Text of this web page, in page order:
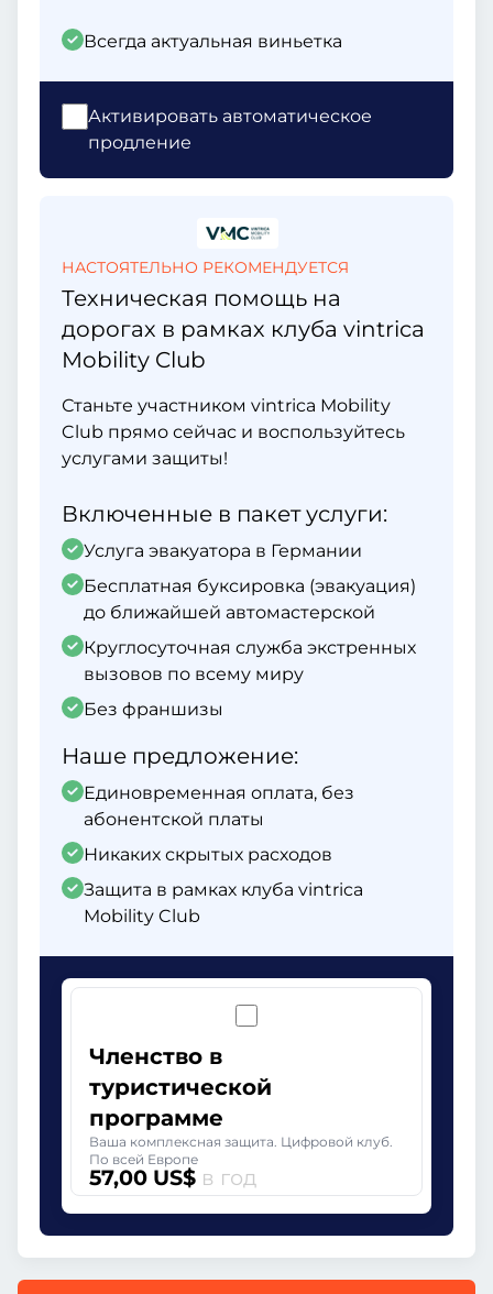
Всегда актуальная виньетка
Активировать автоматическое
продление
НАСТОЯТЕЛЬНО РЕКОМЕНДУЕТСЯ
Техническая помощь на
дорогах в рамках клуба vintrica
Mobility Club
Станьте участником vintrica Mobility
Club прямо сейчас и воспользуйтесь
услугами защиты!
Включенные в пакет услуги:
Услуга эвакуатора в Германии
Бесплатная буксировка (эвакуация)
до ближайшей автомастерской
Круглосуточная служба экстренных
вызовов по всему миру
Без франшизы
Наше предложение:
Единовременная оплата, без
абонентской платы
Никаких скрытых расходов
Защита в рамках клуба vintrica
Mobility Club
Членство в
туристической
программе
Ваша комплексная защита. Цифровой клуб.
По всей Европе
57,00 US$ в год